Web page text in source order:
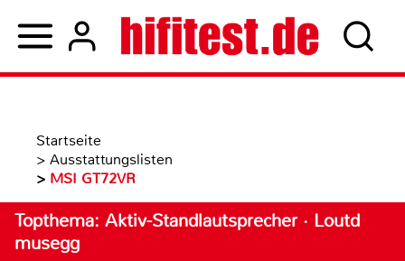
Startseite
> Ausstattungslisten
> MSI GT72VR
Topthema: Aktiv-Standlautsprecher · Loutd
musegg